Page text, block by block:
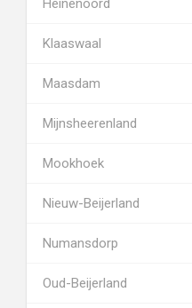
Heinenoord
Klaaswaal
Maasdam
Mijnsheerenland
Mookhoek
Nieuw-Beijerland
Numansdorp
Oud-Beijerland